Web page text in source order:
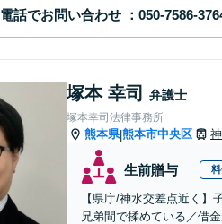
電話でお問い合わせ
塚本 幸司 弁護士
塚本幸司法律事務所
熊本県|熊本市中央区
生前贈与
【県庁/神水交差点近く
兄弟間で揉めている／借